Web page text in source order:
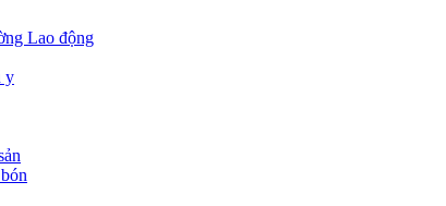
Lao động
y